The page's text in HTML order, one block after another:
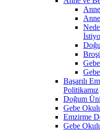
Başarılı
Politikamız
Doğum
Gebe
Emzirme
Gebe